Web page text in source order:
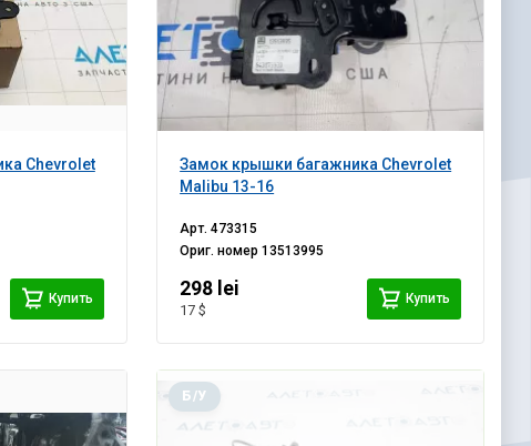
Chevrolet
Купить
Замок крышки багажника Chevrolet
Malibu 13-16
Арт.473315
Ориг. номер13513995
298 lei
17 $
Купить
Б/У